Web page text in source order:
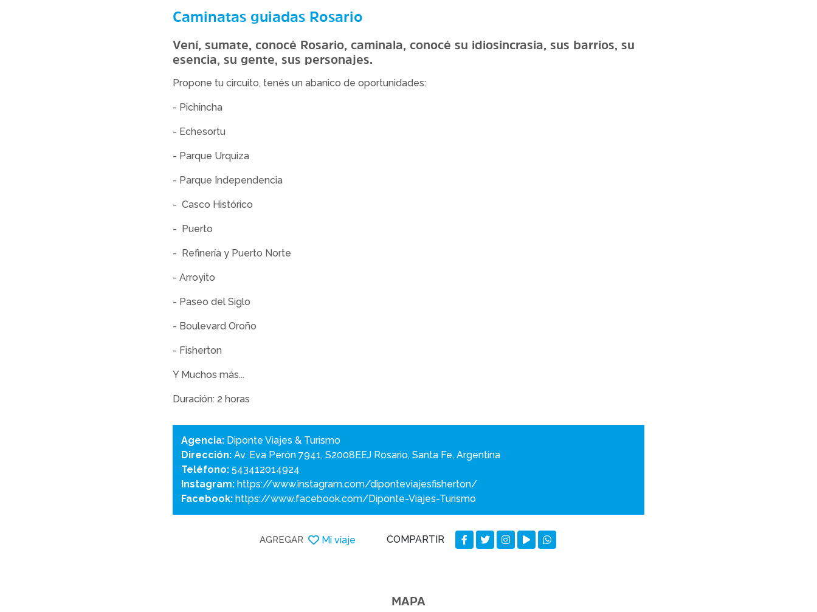
Caminatas guiadas Rosario
Vení, sumate, conocé Rosario, caminala, conocé su idiosincrasia, sus barrios, su
esencia, su gente, sus personajes.
Propone tu circuito, tenés un abanico de oportunidades:
- Pichincha
- Echesortu
- Parque Urquiza
- Parque Independencia
- Casco Histórico
- Puerto
- Refinería y Puerto Norte
- Arroyito
- Paseo del Siglo
- Boulevard Oroño
- Fisherton
Y Muchos más...
Duración: 2 horas
Agencia: Diponte Viajes & Turismo
Dirección: Av. Eva Perón 7941, S2008EEJ Rosario, Santa Fe, Argentina
Teléfono: 543412014924
Instagram: https://www.instagram.com/diponteviajesfisherton/
Facebook: https://www.facebook.com/Diponte-Viajes-Turismo
AGREGAR Mi viaje COMPARTIR
MAPA